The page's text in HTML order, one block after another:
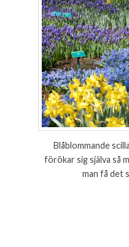
Blåblommande
förökar sig själva så
man få det